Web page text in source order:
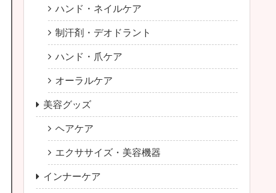
ハンド・ネイルケア
制汗剤・デオドラント
ハンド・爪ケア
オーラルケア
美容グッズ
ヘアケア
エクササイズ・美容機器
インナーケア